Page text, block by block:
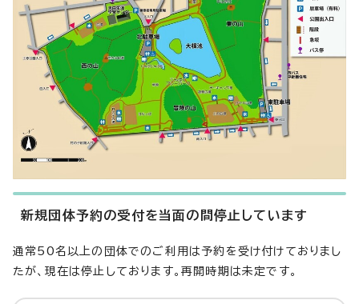
新規団体予約の受付を当面の間停止しています
通常50名以上の団体でのご利用は予約を受け付けておりまし
たが、現在は停止しております。再開時期は未定です。